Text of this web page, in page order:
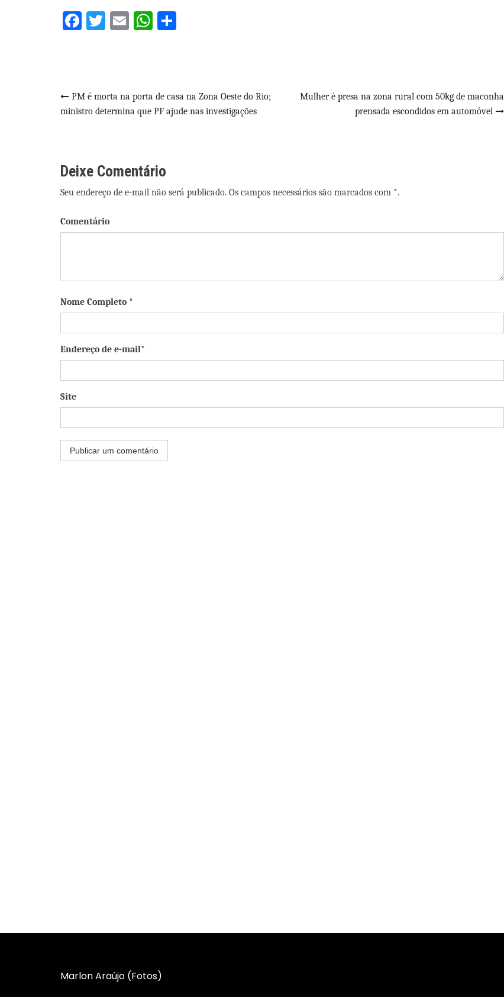
Facebook
Twitter
EmailWhatsApp
Navegação
Post
PM é morta na porta de casa na Zona Oeste do Rio;
ministro determina que PF ajude nas investigações
Mulher é presa na zona rural com 50kg de maconha
prensada escondidos em automóvel
Deixe Comentário
Seu endereço de e-mail não será publicado. Os campos necessários são marcados com *.
Comentário
Nome Completo *
Endereço de e-mail*
Site
Marlon Araújo (Fotos)